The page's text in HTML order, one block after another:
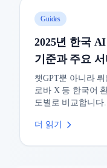
Guides
2025년 한국
기준과 주요
챗GPT뿐 아니라
로바 X 등 한국어
도별로 비교합니다.
더 읽기